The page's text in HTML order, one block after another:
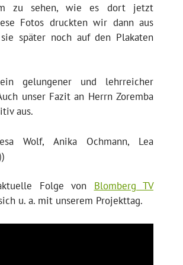
zu sehen, wie es dort jetzt
Fotos druckten wir dann aus
später noch auf den Plakaten
gelungener und lehrreicher
unser Fazit an Herrn Zoremba
aus.
Wolf, Anika Ochmann, Lea
Folge von Blomberg TV
u. a. mit unserem Projekttag.